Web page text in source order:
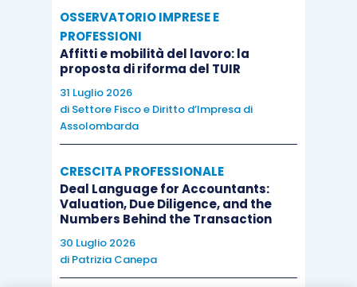
OSSERVATORIO IMPRESE E
PROFESSIONI
Affitti e mobilità del lavoro: la
proposta di riforma del TUIR
31 Luglio 2026
di Settore Fisco e Diritto d’Impresa di
Assolombarda
CRESCITA PROFESSIONALE
Deal Language for Accountants:
Valuation, Due Diligence, and the
Numbers Behind the Transaction
30 Luglio 2026
di Patrizia Canepa